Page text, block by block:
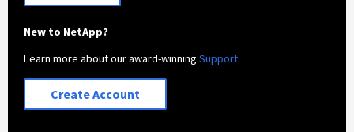
New to NetApp?
Learn more about our award-winningSupport
Create Account